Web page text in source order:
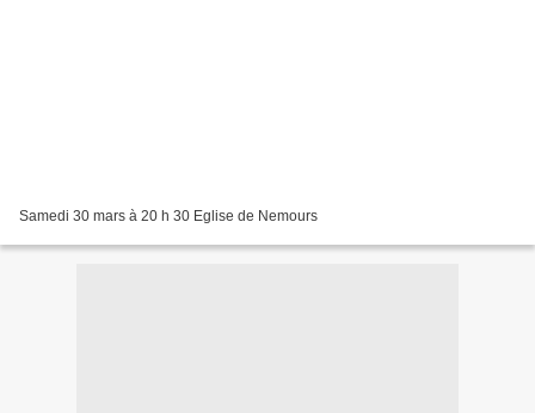
Samedi 30 mars à 20 h 30 Eglise de Nemours